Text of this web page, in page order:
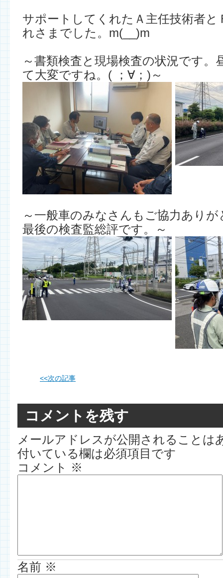
サポートしてくれたＡ主任技術者
れさまでした。m(__)m
～書類検査と現場検査の状況です。
て大変ですね。( ；∀；)～
～一般車のみなさんもご協力あり
最後の検査監総評です。～
<<次の記事
コメントを残す
メールアドレスが公開されることは
付いている欄は必須項目です
コメント
※
名前 ※